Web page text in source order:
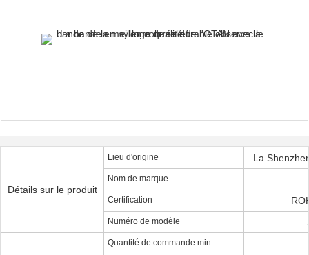
Détails sur le produit
Lieu d'origine La
Nom de marque
Certification
Numéro de modèle
Quantité de commande min